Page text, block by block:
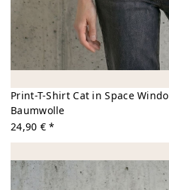
Print-T-Shirt Cat in Space
Baumwolle
24,90 € *